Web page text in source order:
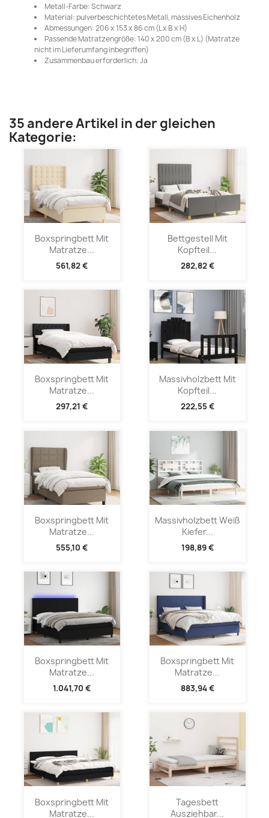
Metall-Farbe: Schwarz
Material: pulverbeschichtetes Metall, massives Eichenholz
Abmessungen: 206 x 153 x 86 cm (L x B x H)
Passende Matratzengröße: 140 x 200 cm (B x L) (Matratze
nicht im Lieferumfang inbegriffen)
Zusammenbau erforderlich: Ja
35 andere Artikel in der gleichen
Kategorie:
Boxspringbett Mit
Matratze...
561,82 €
Bettgestell Mit
Kopfteil...
282,82 €
Boxspringbett Mit
Matratze...
297,21 €
Massivholzbett Mit
Kopfteil...
222,55 €
Boxspringbett Mit
Matratze...
555,10 €
Massivholzbett Weiß
Kiefer...
198,89 €
Boxspringbett Mit
Matratze...
1.041,70 €
Boxspringbett Mit
Matratze...
883,94 €
Boxspringbett Mit
Matratze...
Tagesbett
Ausziehbar...